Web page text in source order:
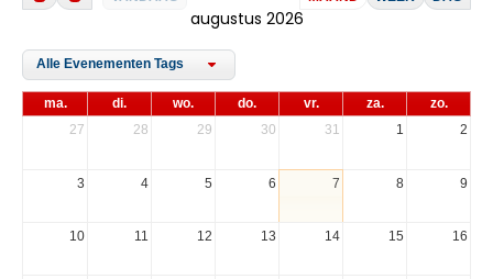
augustus 2026
Alle Evenementen Tags
ma. di. wo. do. vr. za.
zo.
27
28 29 30 31 1 2
3 4 5 6 7 8 9
10 11 12 13 14 15 16